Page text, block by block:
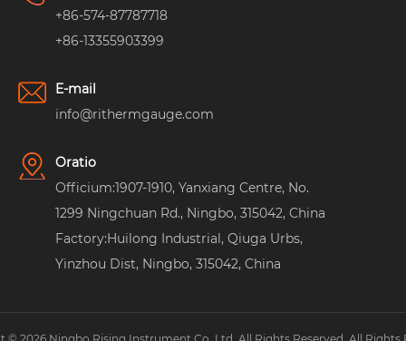
+86-574-87787718
+86-13355903399
E-mail
info@rithermgauge.com
Oratio
Officium:1907-1910, Yanxiang Centre, No.
1299 Ningchuan Rd., Ningbo, 315042, China
Factory:Huilong Industrial, Qiuga Urbs,
Yinzhou Dist, Ningbo, 315042, China